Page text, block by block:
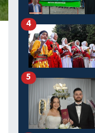
4
5